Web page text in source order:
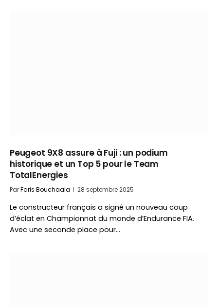
Peugeot 9X8 assure à Fuji : un podium
historique et un Top 5 pour le Team
TotalEnergies
ParFaris Bouchaala 28 septembre 2025
Le constructeur français a signé un nouveau coup
d’éclat en Championnat du monde d’Endurance FIA.
Avec une seconde place pour…